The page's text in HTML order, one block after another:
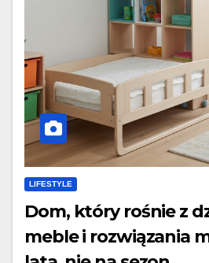
LIFESTYLE
Dom, który rośnie z
meble i rozwiązania